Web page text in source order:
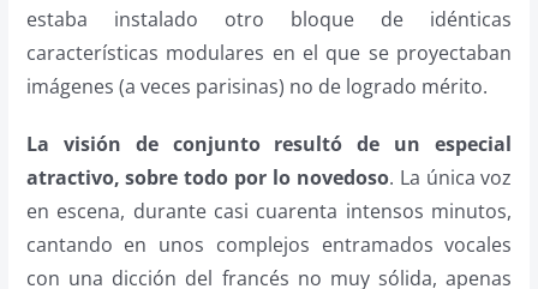
estaba instalado otro bloque de idénticas
características modulares en el que se proyectaban
imágenes (a veces parisinas) no de logrado mérito.
La visión de conjunto resultó de un especial
atractivo, sobre todo por lo novedoso. La única voz
en escena, durante casi cuarenta intensos minutos,
cantando en unos complejos entramados vocales
con una dicción del francés no muy sólida, apenas